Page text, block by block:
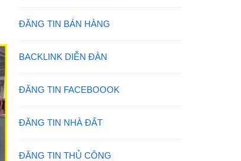
ĐĂNG TIN BÁN HÀNG
BACKLINK DIỄN ĐÀN
ĐĂNG TIN FACEBOOOK
ĐĂNG TIN NHÀ ĐẤT
ĐĂNG TIN THỦ CÔNG